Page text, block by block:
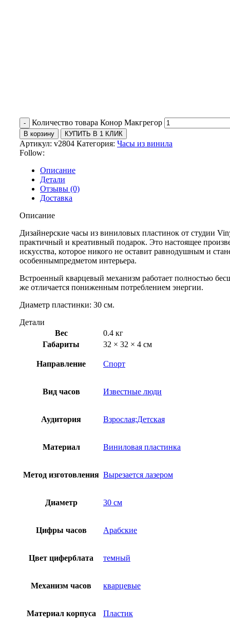
Количество товара Конор Макгрегор
В корзину КУПИТЬ В 1 КЛИК
Артикул: v2804 Категория: Часы из винила
Follow:
Описание
Детали
Отзывы (0)
Доставка
Описание
Дизайнерские часы из виниловых пластинок от студии
практичный и креативный подарок. Это настоящее
искусства, которое никого не оставит равнодушным и
особеннымпредметом интерьера.
Встроенный кварцевый механизм работает полностью
же отличается пониженным потреблением энергии.
Диаметр пластинки: 30 см.
Детали
Вес
0.4 кг
Габариты
32 × 32 × 4 см
Направление Спорт
Вид часов Известные люди
Аудитория Взрослая;Детская
Материал Виниловая пластинка
Метод изготовления Вырезается лазером
Диаметр 30 см
Цифры часов Арабские
Цвет циферблата темный
Механизм часов кварцевые
Материал корпуса Пластик